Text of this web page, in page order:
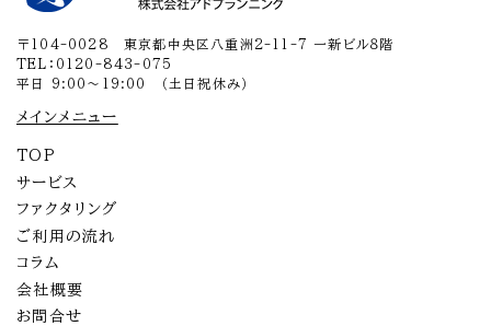
〒104-0028 東京都中央区八重洲2-11-7 一新ビル８階
TEL：0120-843-075
平日 9:00～19:00 （土日祝休み）
メインメニュー
TOP
サービス
ファクタリング
ご利用の流れ
コラム
会社概要
お問合せ